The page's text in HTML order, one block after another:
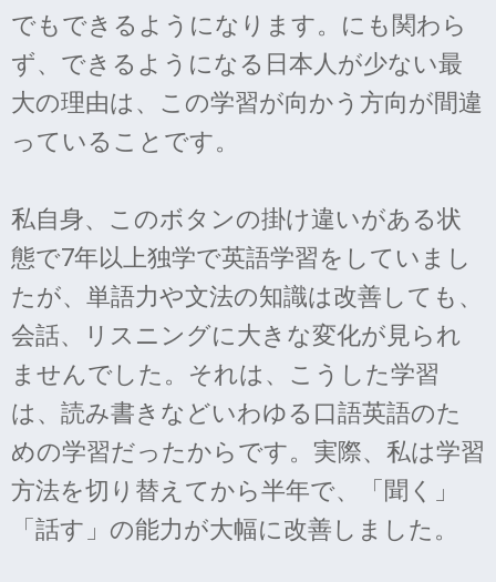
でもできるようになります。にも関わら
ず、できるようになる日本人が少ない最
大の理由は、この学習が向かう方向が間違
っていることです。
私自身、このボタンの掛け違いがある状
態で7年以上独学で英語学習をしていまし
たが、単語力や文法の知識は改善しても、
会話、リスニングに大きな変化が見られ
ませんでした。それは、こうした学習
は、読み書きなどいわゆる口語英語のた
めの学習だったからです。実際、私は学習
方法を切り替えてから半年で、「聞く」
「話す」の能力が大幅に改善しました。